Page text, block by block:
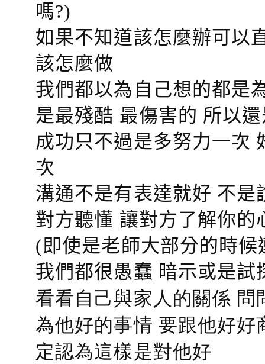
嗎?)
如果不知道該怎麼辦可以
該怎麼做
我們都以為自己想的都是
是最殘酷 最傷害的 所以
成功只不過是多努力一次
次
溝通不是有表達就好 不
對方聽懂 讓對方了解你
(即使是老師大部分的時候
我們都很愚蠢 暗示或是
看看自己與家人的關係
為他好的事情 要跟他好
定認為這樣是對他好